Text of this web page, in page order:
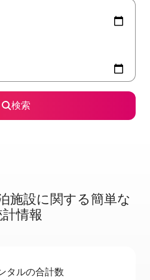
検索
施⁠設⁠に関⁠す⁠る簡⁠単⁠な
情⁠報
タ⁠ル⁠の合⁠計⁠数